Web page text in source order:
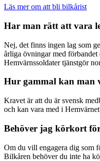
Läs mer om att bli bilkårist
Har man rätt att vara
Nej, det finns ingen lag som
årliga övningar med
Hemvärnssoldater tjänstgör
Hur gammal kan man
Kravet är att du är svensk
och kan vara med i
Behöver jag körkort
Om du vill engagera dig som
Bilkåren behöver du inte ha